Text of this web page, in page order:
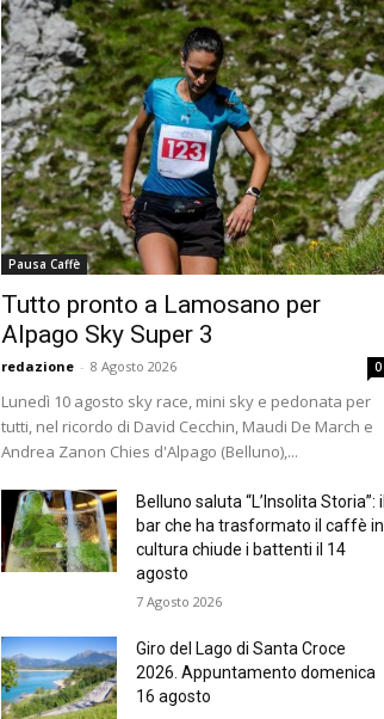
Pausa Caffè
Tutto pronto a Lamosano per
Alpago Sky Super 3
redazione - 8 Agosto 2026 0
Lunedì 10 agosto sky race, mini sky e pedonata per
tutti, nel ricordo di David Cecchin, Maudi De March e
Andrea Zanon Chies d'Alpago (Belluno),...
Belluno saluta “L’Insolita Storia”: il
bar che ha trasformato il caffè in
cultura chiude i battenti il 14
agosto
7 Agosto 2026
Giro del Lago di Santa Croce
2026. Appuntamento domenica
16 agosto